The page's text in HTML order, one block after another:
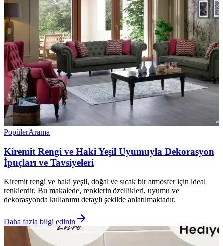
PopülerArama
Kiremit Rengi ve Haki Yeşil Uyumuyla Dekorasyon
İpuçları ve Tavsiyeleri
Kiremit rengi ve haki yeşil, doğal ve sıcak bir atmosfer için ideal
renklerdir. Bu makalede, renklerin özellikleri, uyumu ve
dekorasyonda kullanımı detaylı şekilde anlatılmaktadır.
Daha fazla bilgi edinin